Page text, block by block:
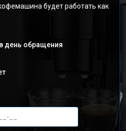
будет работать как
день обращения